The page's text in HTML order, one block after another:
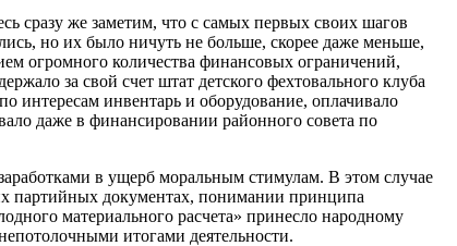
сразу же заметим, что с самых первых своих шагов
но их было ничуть не больше, скорее даже меньше,
огромного количества финансовых ограничений,
за свой счет штат детского фехтовального клуба
интересам инвентарь и оборудование, оплачивало
даже в финансировании районного совета по
в ущерб моральным стимулам. В этом случае
партийных документах, понимании принципа
материального расчета» принесло народному
итогами деятельности.